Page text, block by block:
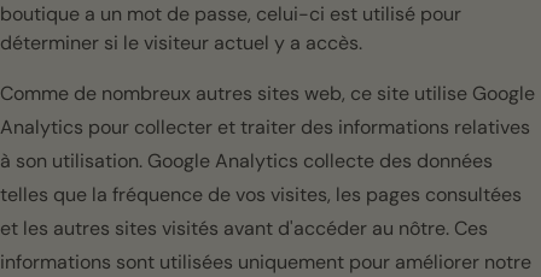
boutique a un mot de passe, celui-ci est utilisé pour
déterminer si le visiteur actuel y a accès.
Comme de nombreux autres sites web, ce site utilise Google
Analytics pour collecter et traiter des informations relatives
à son utilisation. Google Analytics collecte des données
telles que la fréquence de vos visites, les pages consultées
et les autres sites visités avant d'accéder au nôtre. Ces
informations sont utilisées uniquement pour améliorer notre